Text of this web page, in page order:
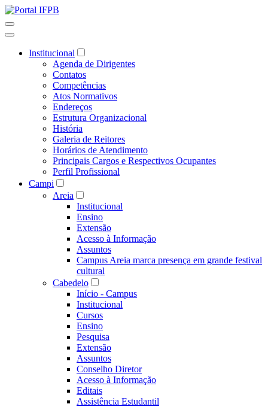
Institucional
Agenda de Dirigentes
Contatos
Competências
Atos Normativos
Endereços
Estrutura Organizacional
História
Galeria de Reitores
Horários de Atendimento
Principais Cargos e Respectivos Ocupantes
Perfil Profissional
Campi
Areia
Institucional
Ensino
Extensão
Acesso à Informação
Assuntos
Campus Areia marca presença em grande festival
cultural
Cabedelo
Início - Campus
Institucional
Cursos
Ensino
Pesquisa
Extensão
Assuntos
Conselho Diretor
Acesso à Informação
Editais
Assistência Estudantil